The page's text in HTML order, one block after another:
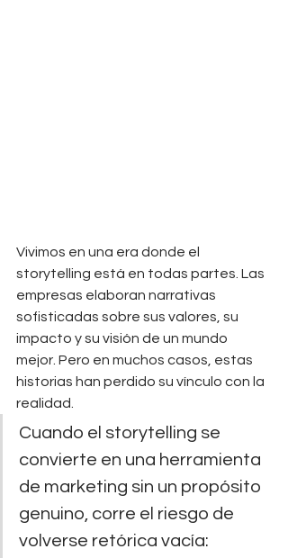
Vivimos en una era donde el
storytelling está en todas partes. Las
empresas elaboran narrativas
sofisticadas sobre sus valores, su
impacto y su visión de un mundo
mejor. Pero en muchos casos, estas
historias han perdido su vínculo con la
realidad.
Cuando el storytelling se
convierte en una herramienta
de marketing sin un propósito
genuino, corre el riesgo de
volverse retórica vacía: